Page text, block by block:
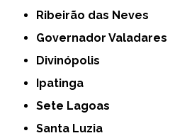
Ribeirão das Neves
Governador Valadares
Divinópolis
Ipatinga
Sete Lagoas
Santa Luzia